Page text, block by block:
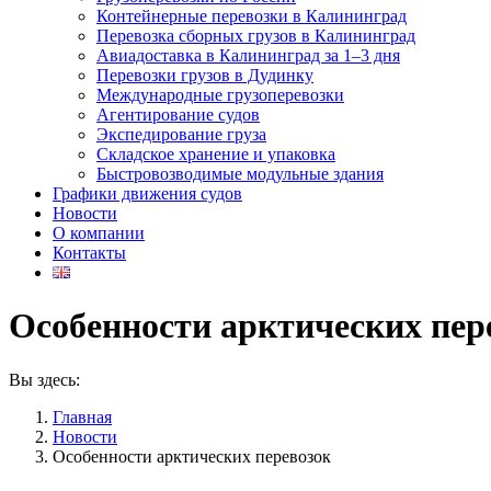
Контейнерные перевозки в Калининград
Перевозка сборных грузов в Калининград
Авиадоставка в Калининград за 1–3 дня
Перевозки грузов в Дудинку
Международные грузоперевозки
Агентирование судов
Экспедирование груза
Складское хранение и упаковка
Быстровозводимые модульные здания
Графики движения судов
Новости
О компании
Контакты
Особенности арктических
Вы здесь:
Главная
Новости
Особенности арктических перевозок